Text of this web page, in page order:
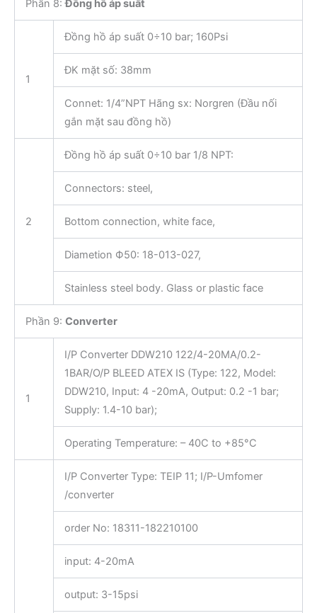
Phần 8:Đồng hồ áp suất
1
Đồng hồ áp suất 0÷10 bar; 160Psi
ĐK mặt số: 38mm
Connet: 1/4”NPT Hãng sx: Norgren (Đầu nối
gắn mặt sau đồng hồ)
2
Đồng hồ áp suất 0÷10 bar 1/8 NPT:
Connectors: steel,
Bottom connection, white face,
Diametion Ф50: 18-013-027,
Stainless steel body. Glass or plastic face
Phần 9: Converter
1
I/P Converter DDW210 122/4-20MA/0.2-
1BAR/O/P BLEED ATEX IS (Type: 122, Model:
DDW210, Input: 4 -20mA, Output: 0.2 -1 bar;
Supply: 1.4-10 bar);
Operating Temperature: – 40C to +85°C
I/P Converter Type: TEIP 11; I/P-Umfomer
/converter
order No: 18311-182210100
input: 4-20mA
output: 3-15psi